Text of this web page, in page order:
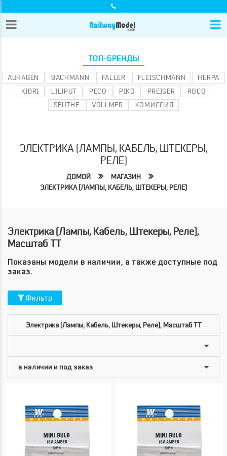
ТОП-БРЕНДЫ
AUHAGEN BACHMANN FALLER FLEISCHMANN
HERPA
KIBRI
LILIPUT PECO PIKO PREISER
ROCO
SEUTHE
VOLLMER КОМИССИЯ
ЭЛЕКТРИКА (ЛАМПЫ, КАБЕЛЬ, ШТЕКЕРЫ,
РЕЛЕ)
ДОМОЙ
МАГАЗИН
ЭЛЕКТРИКА (ЛАМПЫ, КАБЕЛЬ, ШТЕКЕРЫ, РЕЛЕ)
Электрика (лампы, Кабель, Штекеры, Реле),
Масштаб TT
Показаны модели в наличии, а также доступные под
заказ.
Фильтр
Электрика (лампы, Кабель, Штекеры, Реле), Масштаб TT